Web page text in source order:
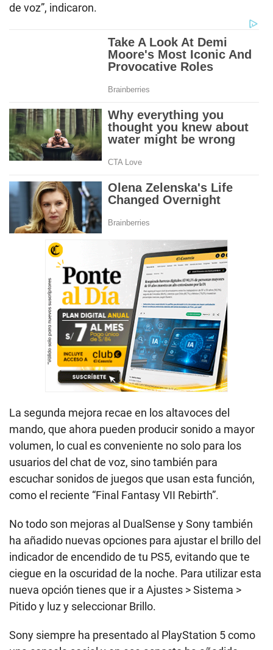
de voz”, indicaron.
La segunda mejora recae en los altavoces del
mando, que ahora pueden producir sonido a mayor
volumen, lo cual es conveniente no solo para los
usuarios del chat de voz, sino también para
escuchar sonidos de juegos que usan esta función,
como el reciente “Final Fantasy VII Rebirth”.
No todo son mejoras al DualSense y Sony también
ha añadido nuevas opciones para ajustar el brillo del
indicador de encendido de tu PS5, evitando que te
ciegue en la oscuridad de la noche. Para utilizar esta
nueva opción tienes que ir a Ajustes > Sistema >
Pitido y luz y seleccionar Brillo.
Sony siempre ha presentado al PlayStation 5 como